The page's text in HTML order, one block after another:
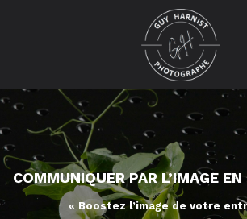
COMMUNIQUER PAR L’IMAGE
« Boostez l’image de votre